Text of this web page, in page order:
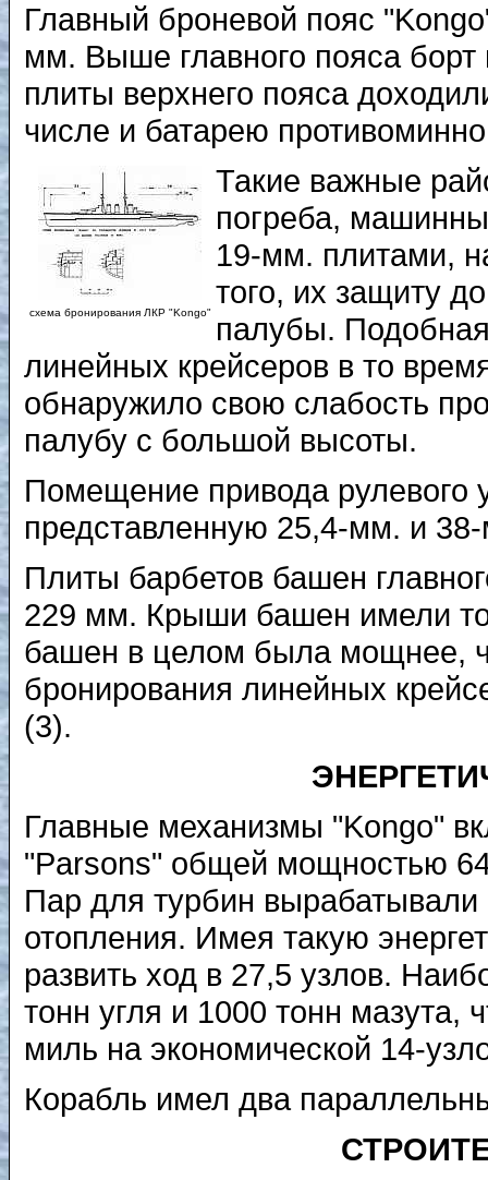
Главный броневой пояс
мм. Выше главного пояса
плиты верхнего пояса
числе и батарею
схема бронирования ЛКР "Kongo"
Такие важные
погреба,
19-мм. плитами,
того, их защиту
палубы.
линейных крейсеров в то
обнаружило свою слабость
палубу с большой высоты.
Помещение привода рулевого
представленную 25,4-мм. и
Плиты барбетов башен
229 мм. Крыши башен имели
башен в целом была мощнее,
бронирования линейных
(3).
Главные механизмы "Kongo"
"Parsons" общей мощностью
Пар для турбин
отопления. Имея такую
развить ход в 27,5 узлов.
тонн угля и 1000 тонн мазута,
миль на экономической 14-
Корабль имел два